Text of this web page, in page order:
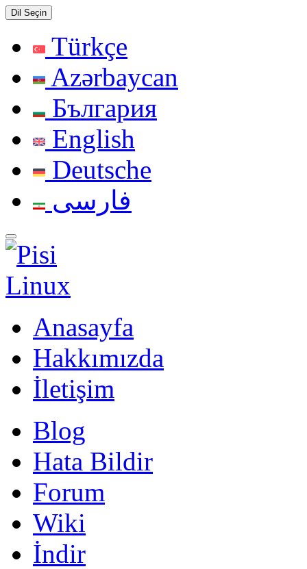
Dil Seçin
Türkçe
Azərbaycan
България
English
Deutsche
فارسی
Anasayfa
Hakkımızda
İletişim
Blog
Hata Bildir
Forum
Wiki
İndir